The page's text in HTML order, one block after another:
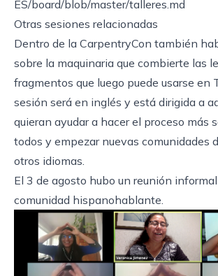
ES/board/blob/master/talleres.md
Otras sesiones relacionadas
Dentro de la CarpentryCon también
sobre la maquinaria que combierte las
fragmentos que luego puede usarse en
sesión será en inglés y está dirigida a
quieran ayudar a hacer el proceso más
todos y empezar nuevas comunidades
otros idiomas.
El 3 de agosto hubo un reunión
comunidad hispanohablante.